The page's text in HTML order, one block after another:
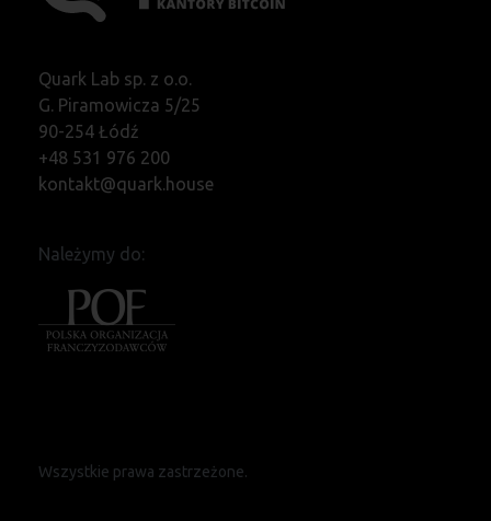
Quark Lab sp. z o.o.
G. Piramowicza 5/25
90-254 Łódź
+48 531 976 200
kontakt@quark.house
Należymy do:
Wszystkie prawa zastrzeżone.